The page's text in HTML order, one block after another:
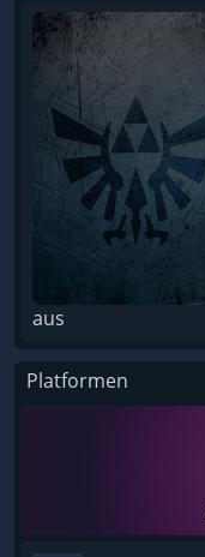
aus
Platformen